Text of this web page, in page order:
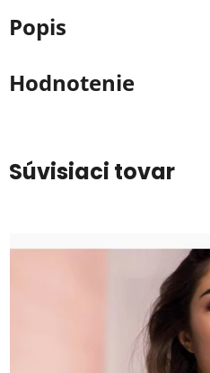
Popis
Hodnotenie
Súvisiaci tovar